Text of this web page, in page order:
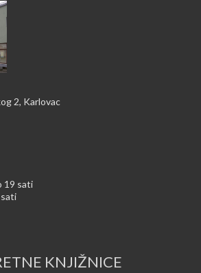
2, Karlovac
19 sati
KNJIŽNICE